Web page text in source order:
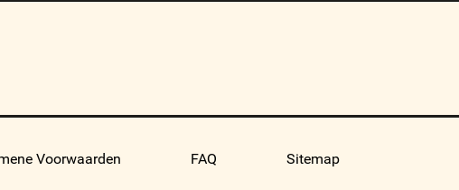
Voorwaarden FAQ Sitemap